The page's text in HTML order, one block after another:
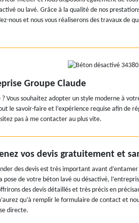
ou lavé. Grâce à la qualité de nos
nous et nous vous réaliserons des travaux de
Groupe Claude
souhaitez adopter un style moderne à
savoir-faire et l’expérience requise afin de
pas à me contacter au plus vite.
vos devis gratuitement et
des devis est très important avant
pose de votre béton lavé ou désactivé,
des devis détaillés et très précis en
qu’à remplir le formulaire de contact et
directe.